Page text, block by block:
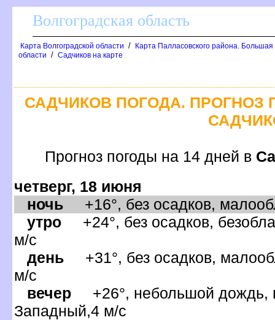
олгоградская область
Карта Волгоградской области /
Карта Палласовского района.
области / Садчиков на карте
САДЧИКОВ ПОГОДА. ПРОГНОЗ
Прогноз погоды на 14 дней
четверг, 18 июня
ночь +16°, без осадков,
утро +24°, без осадков,
м/с
день +31°, без осадков,
м/с
ечер +26°, небольшой дождь,
Западный,4 м/с